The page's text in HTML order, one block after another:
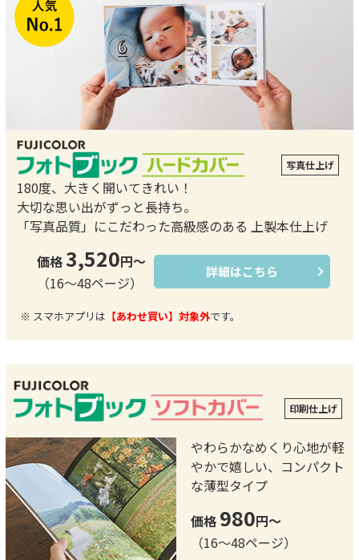
写真仕上げ
180度、大きく開いてきれい！
大切な思い出がずっと長持ち。
「写真品質」にこだわった高級感のある 上製本仕上げ
価格3,520円～
（16～48ページ）
詳細はこちら
※ スマホアプリは 【あわせ買い】対象外です。
印刷仕上げ
やわらかなめくり心地が軽
やかで嬉しい、コンパクト
な薄型タイプ
価格 980円～
（16～48ページ）